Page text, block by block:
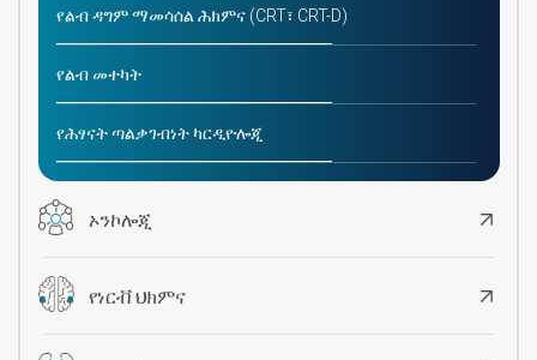
የልብ ዳግም ማመሳሰል ሕክምና (CRT፣ CRT-D)
የልብ መተካት
የሕፃናት ጣልቃገብነት ካርዲዮሎጂ
ኦንኮሎጂ
የነርቭ ህክምና